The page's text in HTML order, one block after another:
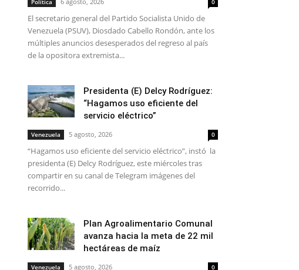
Política 0
El secretario general del Partido Socialista Unido de
Venezuela (PSUV), Diosdado Cabello Rondón, ante los
múltiples anuncios desesperados del regreso al país
de la opositora extremista...
Presidenta (E) Delcy Rodríguez:
“Hagamos uso eficiente del
servicio eléctrico”
Venezuela 5 agosto, 2026 0
“Hagamos uso eficiente del servicio eléctrico”, instó la
presidenta (E) Delcy Rodríguez, este miércoles tras
compartir en su canal de Telegram imágenes del
recorrido...
Plan Agroalimentario Comunal
avanza hacia la meta de 22 mil
hectáreas de maíz
Venezuela 5 agosto, 2026 0